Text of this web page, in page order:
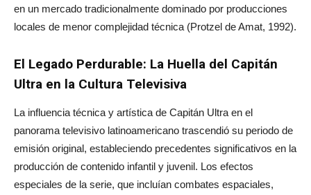
en un mercado tradicionalmente dominado por producciones
locales de menor complejidad técnica (Protzel de Amat, 1992).
El Legado Perdurable: La Huella del Capitán
Ultra en la Cultura Televisiva
La influencia técnica y artística de Capitán Ultra en el
panorama televisivo latinoamericano trascendió su periodo de
emisión original, estableciendo precedentes significativos en la
producción de contenido infantil y juvenil. Los efectos
especiales de la serie, que incluían combates espaciales,